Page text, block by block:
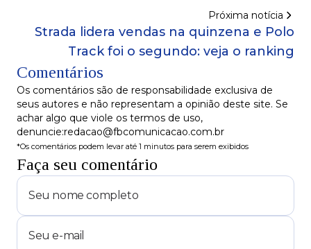
Próxima notícia
Strada lidera vendas na quinzena e Polo
Track foi o segundo: veja o ranking
Comentários
Os comentários são de responsabilidade exclusiva de
seus autores e não representam a opinião deste site. Se
achar algo que viole os termos de uso,
denuncie:redacao@fbcomunicacao.com.br
*Os comentários podem levar até 1 minutos para serem exibidos
Faça seu comentário